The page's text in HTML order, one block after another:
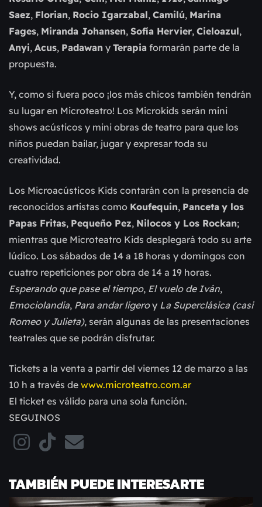
Saez, Florian, Rocio Igarzabal, Camilú, Marina
Fages, Miranda Johansen, Sofía Hervier, Cieloazul,
Anyi, Acus, Padawan y Terapia formarán parte de la
propuesta.
Y, como si fuera poco ¡los más chicos también tendrán
su lugar en Microteatro! Los Microkids serán mini
shows acústicos y mini obras de teatro para que los
niños puedan bailar, jugar y expresar toda su
creatividad.
Los Microacústicos Kids contarán con la presencia de
reconocidos artistas como Koufequin, Panceta y los
Papas Fritas, Pequeño Pez, Nilocos y Los Rockan;
mientras que Microteatro Kids desplegará todo su arte
lúdico. Los sábados de 14 a 18 horas y domingos con
cuatro repeticiones por obra de 14 a 19 horas.
Esperando que pase el tiempo, El vuelo de Iván,
Emociolandia, Para andar ligeroy La Superclásica (casi
Romeo y Julieta), serán algunas de las presentaciones
teatrales que se podrán disfrutar.
Tickets a la venta a partir del viernes 12 de marzo a las
10 h a través de www.microteatro.com.ar
El ticket es válido para una sola función.
SEGUINOS
TAMBIÉN PUEDE INTERESARTE